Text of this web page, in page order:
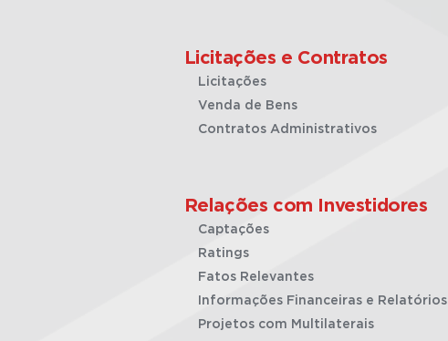
Licitações e Contratos
Licitações
Venda de Bens
Contratos Administrativos
Relações com Investidores
Captações
Ratings
Fatos Relevantes
Informações Financeiras e Relatórios
Projetos com Multilaterais